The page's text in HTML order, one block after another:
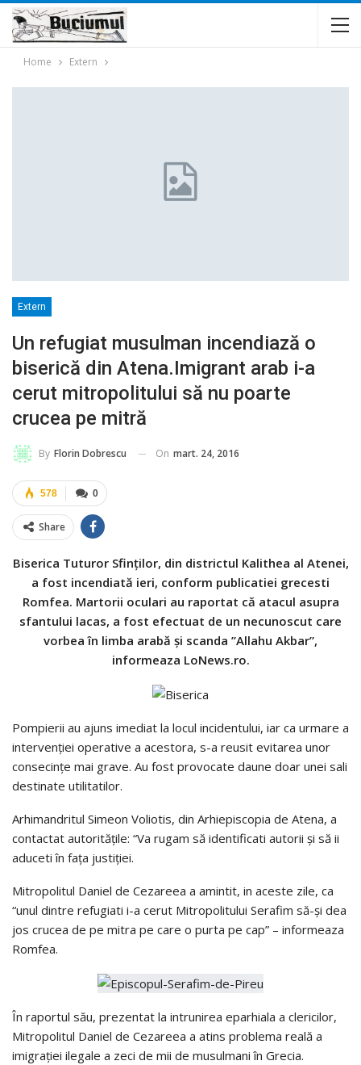
Home Extern
Extern
Un refugiat musulman incendiază o
biserică din Atena.Imigrant arab i-a
cerut mitropolitului să nu poarte
crucea pe mitră
By Florin Dobrescu On mart. 24, 2016
0
578
Share
Biserica Tuturor Sfinților, din districtul Kalithea al Atenei,
a fost incendiată ieri, conform publicatiei grecesti
Romfea. Martorii oculari au raportat că atacul asupra
sfantului lacas, a fost efectuat de un necunoscut care
vorbea în limba arabă și scanda ”Allahu Akbar”,
informeaza LoNews.ro.
Pompierii au ajuns imediat la locul incidentului, iar ca urmare a
intervenției operative a acestora, s-a reusit evitarea unor
consecințe mai grave. Au fost provocate daune doar unei sali
destinate utilitatilor.
Arhimandritul Simeon Voliotis, din Arhiepiscopia de Atena, a
contactat autoritățile: “Va rugam să identificati autorii și să ii
aduceti în fața justiției.
Mitropolitul Daniel de Cezareea a amintit, in aceste zile, ca
“unul dintre refugiati i-a cerut Mitropolitului Serafim să-și dea
jos crucea de pe mitra pe care o purta pe cap” – informeaza
Romfea.
În raportul său, prezentat la intrunirea eparhiala a clericilor,
Mitropolitul Daniel de Cezareea a atins problema reală a
imigrației ilegale a zeci de mii de musulmani în Grecia.